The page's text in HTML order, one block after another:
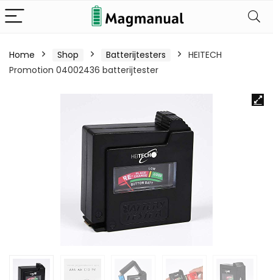
Home Shop Batterijtesters
HEITECH
Promotion 04002436 batterijtester